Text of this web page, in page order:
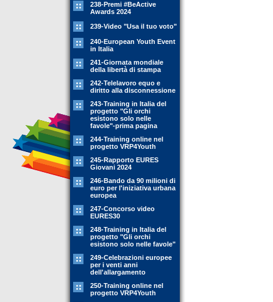
238-Premi #BeActive
Awards 2024
239-Video "Usa il tuo voto"
240-European Youth Event
in Italia
241-Giornata mondiale
della libertà di stampa
242-Telelavoro equo e
diritto alla disconnessione
243-Training in Italia del
progetto "Gli orchi
esistono solo nelle
favole"-prima pagina
244-Training online nel
progetto VRP4Youth
245-Rapporto EURES
Giovani 2024
246-Bando da 90 milioni di
euro per l'iniziativa urbana
europea
247-Concorso video
EURES30
248-Training in Italia del
progetto "Gli orchi
esistono solo nelle favole"
249-Celebrazioni europee
per i venti anni
dell'allargamento
250-Training online nel
progetto VRP4Youth